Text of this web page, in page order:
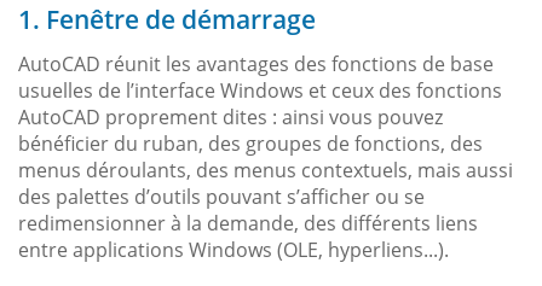
1. Fenêtre de démarrage
AutoCAD réunit les avantages des fonctions de base
usuelles de l’interface Windows et ceux des fonctions
AutoCAD proprement dites : ainsi vous pouvez
bénéficier du ruban, des groupes de fonctions, des
menus déroulants, des menus contextuels, mais aussi
des palettes d’outils pouvant s’afficher ou se
redimensionner à la demande, des différents liens
entre applications Windows (OLE, hyperliens...).